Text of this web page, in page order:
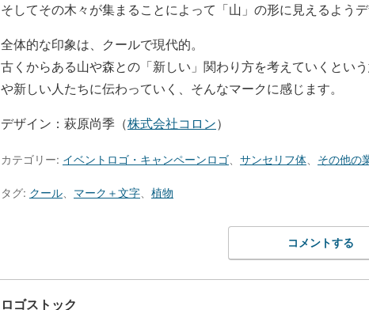
そしてその木々が集まることによって「山」の形に見えるようデ
全体的な印象は、クールで現代的。
古くからある山や森との「新しい」関わり方を考えていくとい
や新しい人たちに伝わっていく、そんなマークに感じます。
デザイン：萩原尚季（株式会社コロン）
カテゴリー: イベントロゴ・キャンペーンロゴ サンセリフ体 その他の
タグ: クール マーク＋文字 植物
コメントする
ロゴストック